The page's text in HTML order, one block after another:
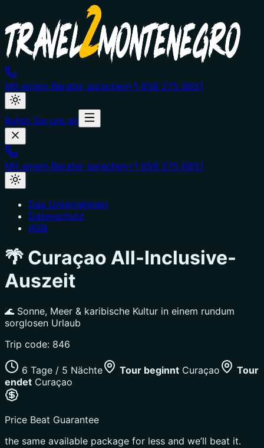
Mit einem Berater sprechen+1 858 275 8851
Rufen Sie uns an
Mit einem Berater sprechen+1 858 275 8851
Das Unternehmen
Datenschutz
AGB
🌴 Curaçao All-Inclusive-
Auszeit
🌊 Sonne, Meer & karibische Kultur in einem rundum
sorglosen Urlaub
Trip code: 846
6 Tage / 5 Nächte Tour beginnt Curaçao
Tour
endet Curaçao
Price Beat Guarantee
the same available package for less and we’ll beat it.